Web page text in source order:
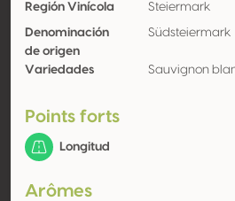
Región Vinícola Steiermark
Denominación
de origen
Südsteiermark
Variedades Sauvignon
Points forts
Longitud
Arômes